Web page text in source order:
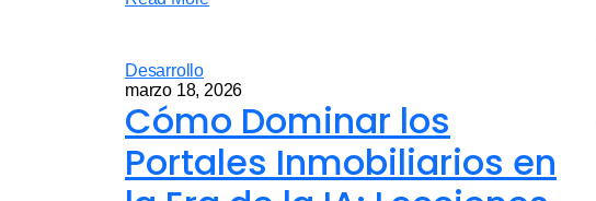
Desarrollo
marzo 18, 2026
Cómo Dominar los
Portales Inmobiliarios en